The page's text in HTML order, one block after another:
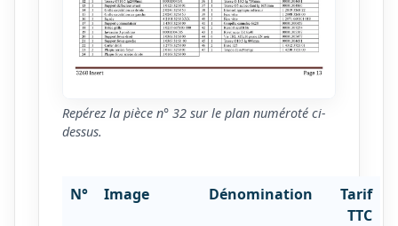
Repérez la pièce n° 32 sur le plan numéroté ci-
dessus.
N° Image Dénomination
Tarif
TTC